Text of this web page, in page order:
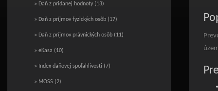
» Daň z pridanej hodnoty (13)
» Daň z príjmov fyzických osôb (17)
» Daň z príjmov právnických osôb (11)
» eKasa (10)
» Index daňovej spoľahlivosti (7)
» MOSS (2)